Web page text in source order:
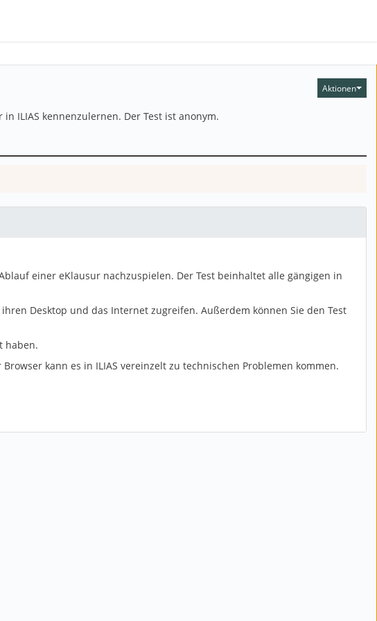
Aktionen
ILIAS kennenzulernen. Der Test ist anonym.
einer eKlausur nachzuspielen. Der Test beinhaltet alle gängigen in
Desktop und das Internet zugreifen. Außerdem können Sie den Test
haben.
kann es in ILIAS vereinzelt zu technischen Problemen kommen.